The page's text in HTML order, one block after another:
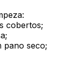
cobertos;
pano seco;